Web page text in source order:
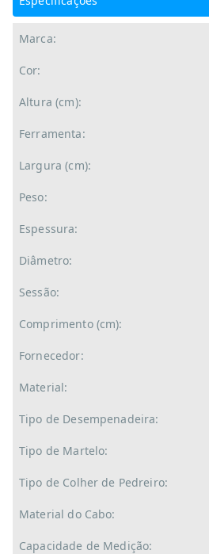
Marca:
Cor:
Altura (cm):
Ferramenta:
Largura (cm):
Peso:
Espessura:
Diâmetro:
Sessão:
Comprimento (cm):
Fornecedor:
Material:
Tipo de Desempenadeira:
Tipo de Martelo:
Tipo de Colher de Pedreiro:
Material do Cabo:
Capacidade de Medição: